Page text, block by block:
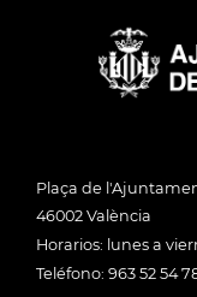
Plaça de
46002 València
Horarios: lunes a
Teléfono: 963 52 54